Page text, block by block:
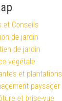
et Conseils
de jardin
de jardin
végétale
et plantations
paysager
et brise-vue